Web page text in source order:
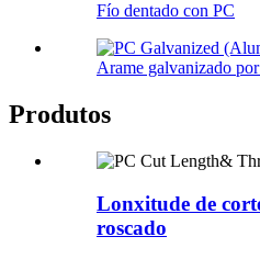
Fío dentado con PC
Arame galvanizado
Produtos
Lonxitude de
roscado